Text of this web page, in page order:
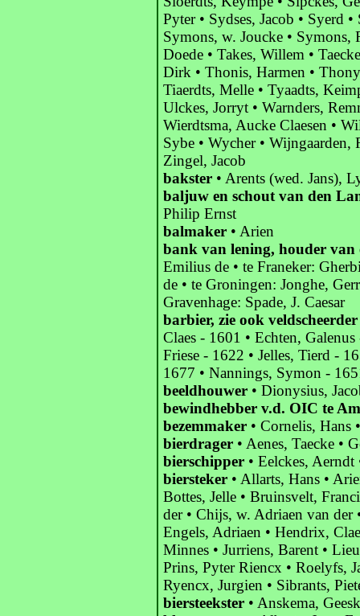
Pyter • Sydses, Jacob • Syerd
Symons, w. Joucke • Symons,
Doede • Takes, Willem •
Dirk • Thonis, Harmen •
Tiaerdts, Melle • Tyaadts,
Ulckes, Jorryt • Warnders,
Wierdtsma, Aucke Claesen •
Sybe • Wycher • Wijngaarden,
Zingel, Jacob
bakster • Arents (wed. Jans),
baljuw en schout van den
Philip Ernst
balmaker • Arien
bank van lening, houder van
Emilius de • te Franeker:
de • te Groningen: Jonghe,
Gravenhage: Spade, J. Caesar
barbier, zie ook veldscheerder
Claes - 1601 • Echten,
Friese - 1622 • Jelles, Tierd -
1677 • Nannings, Symon -
beeldhouwer • Dionysius,
bewindhebber v.d. OIC te
bezemmaker • Cornelis, Hans
bierdrager • Aenes, Taecke •
bierschipper • Eelckes, Aerndt
biersteker • Allarts, Hans •
Bottes, Jelle • Bruinsvelt,
der • Chijs, w. Adriaen van der
Engels, Adriaen • Hendrix,
Minnes • Jurriens, Barent •
Prins, Pyter Riencx • Roelyfs,
Ryencx, Jurgien • Sibrants,
biersteekster • Anskema,